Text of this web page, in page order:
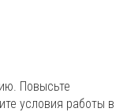
Повысьте
условия работы в